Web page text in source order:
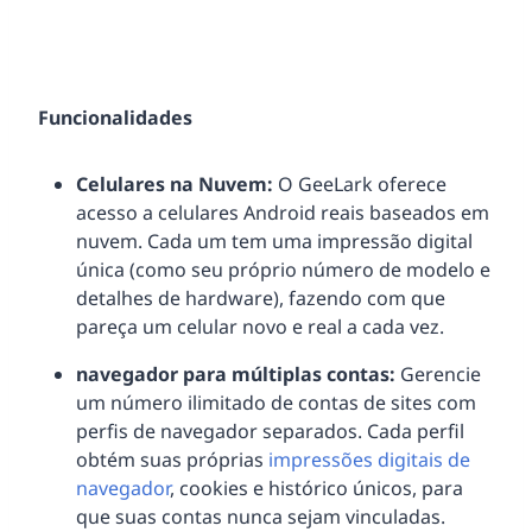
Funcionalidades
Celulares na Nuvem: O GeeLark oferece
acesso a celulares Android reais baseados em
nuvem. Cada um tem uma impressão digital
única (como seu próprio número de modelo e
detalhes de hardware), fazendo com que
pareça um celular novo e real a cada vez.
navegador para múltiplas contas: Gerencie
um número ilimitado de contas de sites com
perfis de navegador separados. Cada perfil
obtém suas próprias impressões digitais de
navegador, cookies e histórico únicos, para
que suas contas nunca sejam vinculadas.